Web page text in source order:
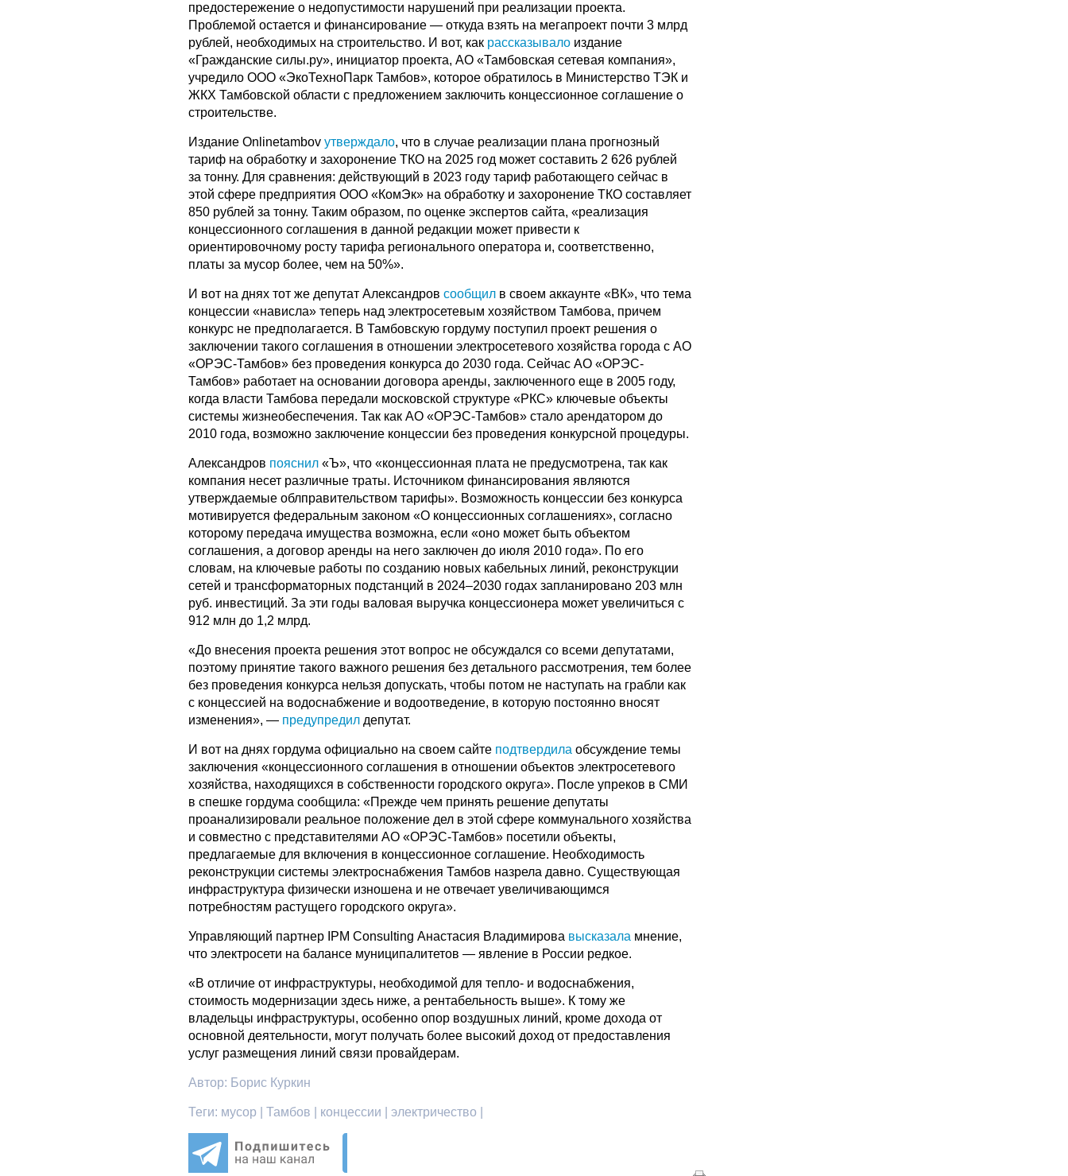
предостережение о недопустимости нарушений при реализации проекта.
Проблемой остается и финансирование — откуда взять на мегапроект почти 3 млрд
рублей, необходимых на строительство. И вот, как рассказывало издание
«Гражданские силы.ру», инициатор проекта, АО «Тамбовская сетевая компания»,
учредило ООО «ЭкоТехноПарк Тамбов», которое обратилось в Министерство ТЭК и
ЖКХ Тамбовской области с предложением заключить концессионное соглашение о
строительстве.
Издание Onlinetambovутверждало, что в случае реализации плана прогнозный
тариф на обработку и захоронение ТКО на 2025 год может составить 2 626 рублей
за тонну. Для сравнения: действующий в 2023 году тариф работающего сейчас в
этой сфере предприятия ООО «КомЭк» на обработку и захоронение ТКО составляет
850 рублей за тонну. Таким образом, по оценке экспертов сайта, «реализация
концессионного соглашения в данной редакции может привести к
ориентировочному росту тарифа регионального оператора и, соответственно,
платы за мусор более, чем на 50%».
И вот на днях тот же депутат Александровсообщил в своем аккаунте «ВК», что тема
концессии «нависла» теперь над электросетевым хозяйством Тамбова, причем
конкурс не предполагается. В Тамбовскую гордуму поступил проект решения о
заключении такого соглашения в отношении электросетевого хозяйства города с АО
«ОРЭС-Тамбов» без проведения конкурса до 2030 года. Сейчас АО «ОРЭС-
Тамбов» работает на основании договора аренды, заключенного еще в 2005 году,
когда власти Тамбова передали московской структуре «РКС» ключевые объекты
системы жизнеобеспечения. Так как АО «ОРЭС-Тамбов» стало арендатором до
2010 года, возможно заключение концессии без проведения конкурсной процедуры.
Александров пояснил «Ъ», что «концессионная плата не предусмотрена, так как
компания несет различные траты. Источником финансирования являются
утверждаемые облправительством тарифы». Возможность концессии без конкурса
мотивируется федеральным законом «О концессионных соглашениях», согласно
которому передача имущества возможна, если «оно может быть объектом
соглашения, а договор аренды на него заключен до июля 2010 года». По его
словам, на ключевые работы по созданию новых кабельных линий, реконструкции
сетей и трансформаторных подстанций в 2024–2030 годах запланировано 203 млн
руб. инвестиций. За эти годы валовая выручка концессионера может увеличиться с
912 млн до 1,2 млрд.
«До внесения проекта решения этот вопрос не обсуждался со всеми депутатами,
поэтому принятие такого важного решения без детального рассмотрения, тем более
без проведения конкурса нельзя допускать, чтобы потом не наступать на грабли как
с концессией на водоснабжение и водоотведение, в которую постоянно вносят
изменения», — предупредил депутат.
И вот на днях гордума официально на своем сайте подтвердила обсуждение темы
заключения «концессионного соглашения в отношении объектов электросетевого
хозяйства, находящихся в собственности городского округа». После упреков в СМИ
в спешке гордума сообщила: «Прежде чем принять решение депутаты
проанализировали реальное положение дел в этой сфере коммунального хозяйства
и совместно с представителями АО «ОРЭС-Тамбов» посетили объекты,
предлагаемые для включения в концессионное соглашение. Необходимость
реконструкции системы электроснабжения Тамбов назрела давно. Существующая
инфраструктура физически изношена и не отвечает увеличивающимся
потребностям растущего городского округа».
Управляющий партнер IPM Consulting Анастасия Владимирова высказала мнение,
что электросети на балансе муниципалитетов — явление в России редкое.
«В отличие от инфраструктуры, необходимой для тепло- и водоснабжения,
стоимость модернизации здесь ниже, а рентабельность выше». К тому же
владельцы инфраструктуры, особенно опор воздушных линий, кроме дохода от
основной деятельности, могут получать более высокий доход от предоставления
услуг размещения линий связи провайдерам.
Автор: Борис Куркин
Теги: мусор | Тамбов | концессии | электричество |